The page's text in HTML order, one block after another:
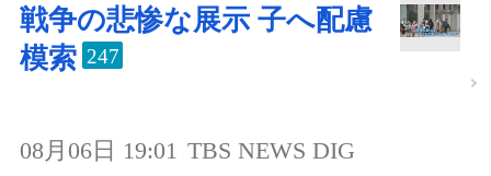
戦争の悲惨な展示 子へ配慮
模索 247
08月06日 19:01 TBS NEWS DIG